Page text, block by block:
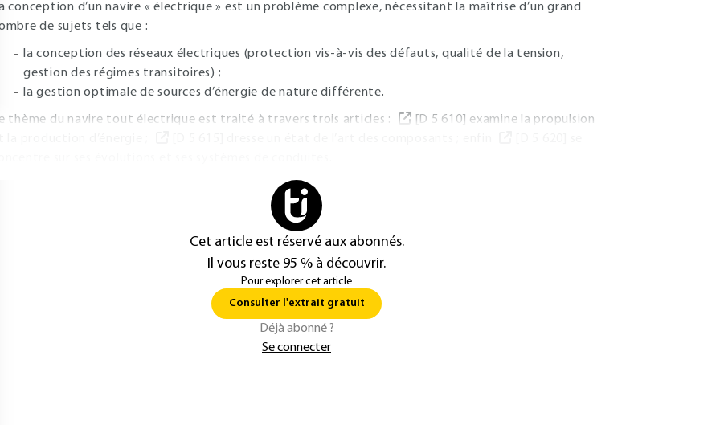
conception d’un navire « électrique » est un problème complexe, nécessitant la maîtrise d’un grand
de sujets tels que :
la conception des réseaux électriques (protection vis-à-vis des défauts, qualité de la tension,
gestion des régimes transitoires) ;
la gestion optimale de sources d’énergie de nature différente.
thème du navire tout électrique est traité à travers trois articles :
[D 5 610] examine la propulsion
Cet article est réservé aux abonnés.
Il vous reste 95 % à découvrir.
Pour explorer cet article
Consulter l'extrait gratuit
Déjà abonné ?
Se connecter